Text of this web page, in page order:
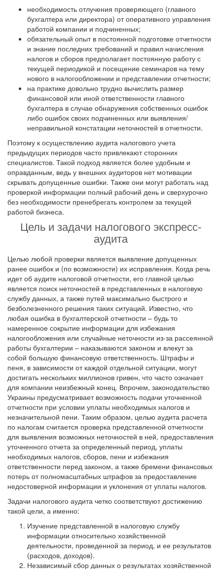
необходимость отлучения проверяющего (главного
бухгалтера или директора) от оперативного управления
работой компании и подчиненных;
обязательный опыт в постоянной подготовке отчетности
и знание последних требований и правил начисления
налогов и сборов предполагает постоянную работу с
текущей периодикой и посещение семинаров на тему
нового в налогообложении и представлении отчетности;
на практике довольно трудно вычислить размер
финансовой или иной ответственности главного
бухгалтера в случае обнаружения собственных ошибок
либо ошибок своих подчиненных или выявления/
неправильной констатации неточностей в отчетности.
Поэтому к осуществлению аудита налогового учета
предыдущих периодов часто привлекают сторонних
специалистов. Такой подход является более удобным и
оправданным, ведь у внешних аудиторов нет мотивации
скрывать допущенные ошибки. Также они могут работать над
проверкой информации полный рабочий день и сверхурочно
без необходимости пренебрегать контролем за текущей
работой бизнеса.
Цель и задачи налогового экспресс-
аудита
Целью любой проверки является выявление допущенных
ранее ошибок и (по возможности) их исправления. Когда речь
идет об аудите налоговой отчетности, его главной целью
является поиск неточностей в представленных в налоговую
службу данных, а также путей максимально быстрого и
безболезненного решения таких ситуаций. Известно, что
любая ошибка в бухгалтерской отчетности – будь то
намеренное сокрытие информации для избежания
налогообложения или случайные неточности из-за рассеянной
работы бухгалтерии – наказываются законом и влекут за
собой большую финансовую ответственность. Штрафы и
пеня, в зависимости от каждой отдельной ситуации, могут
достигать нескольких миллионов гривен, что часто означает
для компании неизбежный конец. Впрочем, законодательство
Украины предусматривает возможность подачи уточненной
отчетности при условии уплаты необходимых налогов и
незначительной пени. Таким образом, целью аудита расчета
по налогам считается проверка представленной отчетности
для выявления возможных неточностей в ней, предоставления
уточненного отчета за определенный период, уплаты
необходимых налогов, сборов, пени и избежания
ответственности перед законом, а также бремени финансовых
потерь от полномасштабных штрафов за предоставление
недостоверной информации и уклонения от уплаты налогов.
Задачи налогового аудита четко соответствуют достижению
такой цели, а именно:
Изучение представленной в налоговую службу
информации относительно хозяйственной
деятельности, проведенной за период, и ее результатов
(расходов, доходов).
Независимый сбор данных о результатах хозяйственной